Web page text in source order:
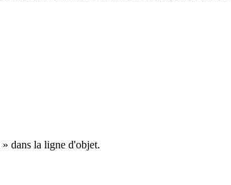
» dans la ligne d'objet.